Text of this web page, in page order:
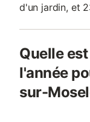
d'un jardin, et
Quelle
l'année
sur-